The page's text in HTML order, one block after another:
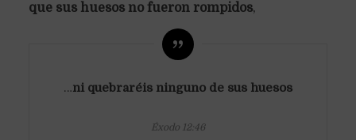
que sus huesos no fueron rompidos,
…ni quebraréis ninguno de sus huesos
Éxodo 12:46